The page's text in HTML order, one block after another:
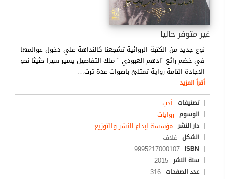
غير متوفر حاليا
نوع جديد من الكتبة الروائية تشجعنا كالنداهة علي دخول عوالمها
في خضم رائع "ادهم العبودي " ملك التفاصيل يسير سيرا حثيثا نحو
الاجادة التامة رواية تمتلئ باصوات عدة ترت…
أقرأ المزيد
تصنيفات أدب
الوسوم روايات
دار النشر مؤسسة إبداع للنشر والتوزيع
الشكل غلاف
ISBN
9995217000107
سنة النشر 2015
عدد الصفحات 316